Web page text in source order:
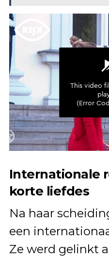
Internationale
korte liefdes
Na haar
een
Ze werd gelinkt